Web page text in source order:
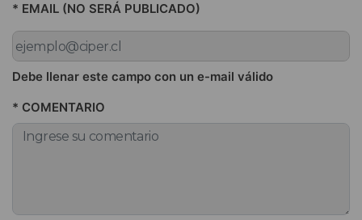
* EMAIL (NO SERÁ PUBLICADO)
Debe llenar este campo con un e-mail válido
* COMENTARIO